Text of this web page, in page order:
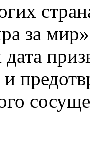
за
дата